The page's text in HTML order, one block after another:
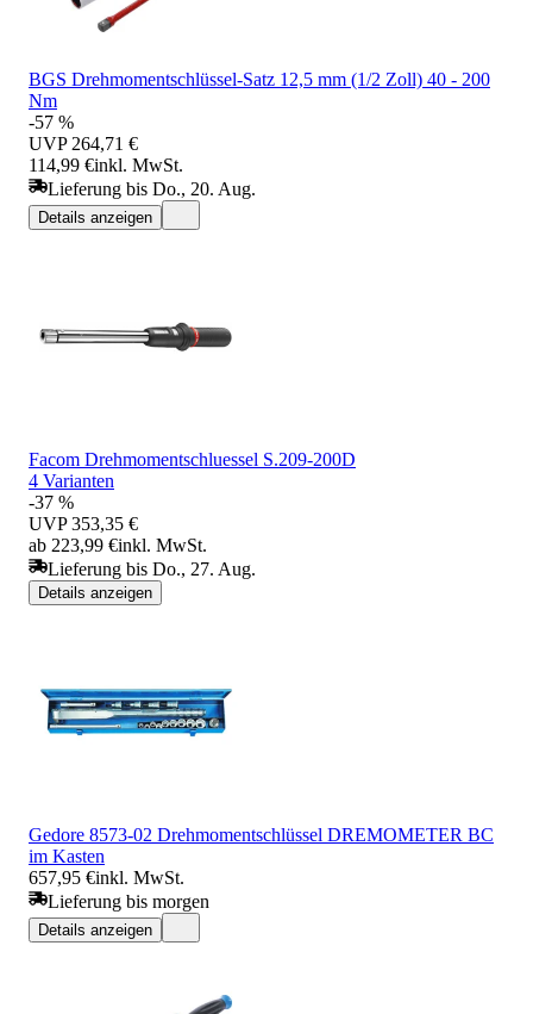
BGS Drehmomentschlüssel-Satz 12,5 mm (1/2 Zoll) 40 - 200
Nm
-57 %
UVP 264,71 €
114,99 €inkl. MwSt.
Lieferung bis Do., 20. Aug.
Details anzeigen
Facom Drehmomentschluessel S.209-200D
4 Varianten
-37 %
UVP 353,35 €
ab 223,99 €inkl. MwSt.
Lieferung bis Do., 27. Aug.
Details anzeigen
Gedore 8573-02 Drehmomentschlüssel DREMOMETER BC
im Kasten
657,95 €inkl. MwSt.
Lieferung bis morgen
Details anzeigen